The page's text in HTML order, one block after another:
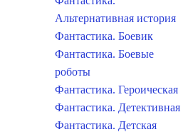
Альтернативная история
Фантастика. Боевик
Фантастика. Боевые
роботы
Фантастика. Героическая
Фантастика. Детективная
Фантастика. Детская